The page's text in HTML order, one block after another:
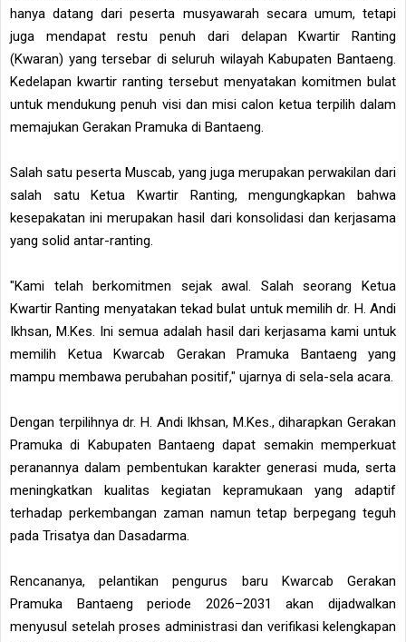
hanya datang dari peserta musyawarah secara umum, tetapi
juga mendapat restu penuh dari delapan Kwartir Ranting
(Kwaran) yang tersebar di seluruh wilayah Kabupaten Bantaeng.
Kedelapan kwartir ranting tersebut menyatakan komitmen bulat
untuk mendukung penuh visi dan misi calon ketua terpilih dalam
memajukan Gerakan Pramuka di Bantaeng.
Salah satu peserta Muscab, yang juga merupakan perwakilan dari
salah satu Ketua Kwartir Ranting, mengungkapkan bahwa
kesepakatan ini merupakan hasil dari konsolidasi dan kerjasama
yang solid antar-ranting.
"Kami telah berkomitmen sejak awal. Salah seorang Ketua
Kwartir Ranting menyatakan tekad bulat untuk memilih dr. H. Andi
Ikhsan, M.Kes. Ini semua adalah hasil dari kerjasama kami untuk
memilih Ketua Kwarcab Gerakan Pramuka Bantaeng yang
mampu membawa perubahan positif," ujarnya di sela-sela acara.
Dengan terpilihnya dr. H. Andi Ikhsan, M.Kes., diharapkan Gerakan
Pramuka di Kabupaten Bantaeng dapat semakin memperkuat
peranannya dalam pembentukan karakter generasi muda, serta
meningkatkan kualitas kegiatan kepramukaan yang adaptif
terhadap perkembangan zaman namun tetap berpegang teguh
pada Trisatya dan Dasadarma.
Rencananya, pelantikan pengurus baru Kwarcab Gerakan
Pramuka Bantaeng periode 2026–2031 akan dijadwalkan
menyusul setelah proses administrasi dan verifikasi kelengkapan